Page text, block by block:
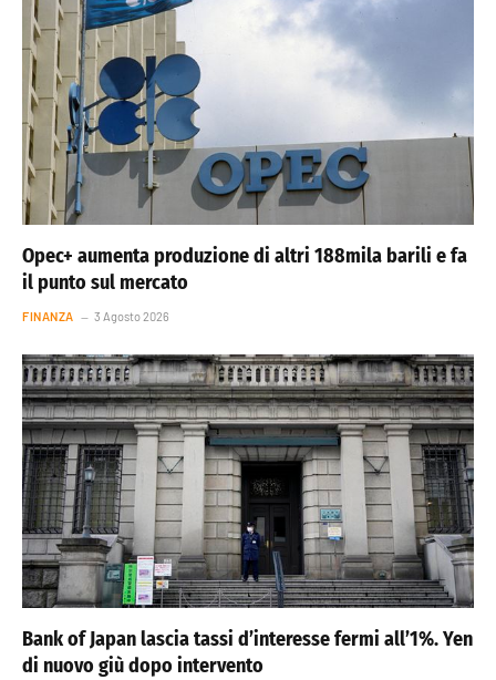
Opec+ aumenta produzione di altri 188mila barili e fa
il punto sul mercato
FINANZA 3 Agosto 2026
Bank of Japan lascia tassi d’interesse fermi all’1%. Yen
di nuovo giù dopo intervento